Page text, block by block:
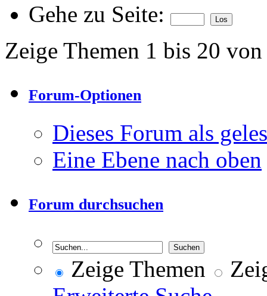
Gehe zu Seite:
Zeige Themen 1 bis 20
Forum-Optionen
Dieses Forum als
Eine Ebene nach oben
Forum durchsuchen
Zeige Themen